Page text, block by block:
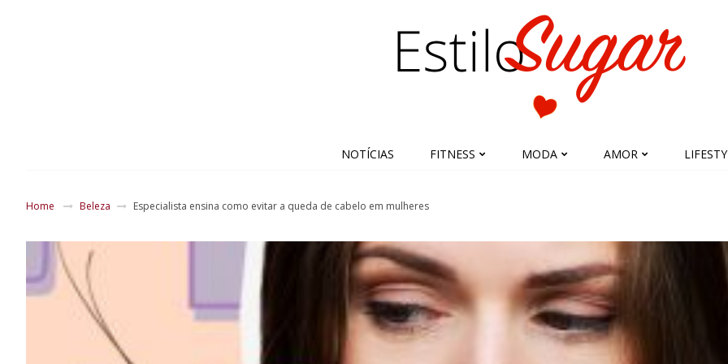
NOTÍCIAS FITNESS MODA AMOR
Home Beleza Especialista ensina como evitar a queda de cabelo em mulheres